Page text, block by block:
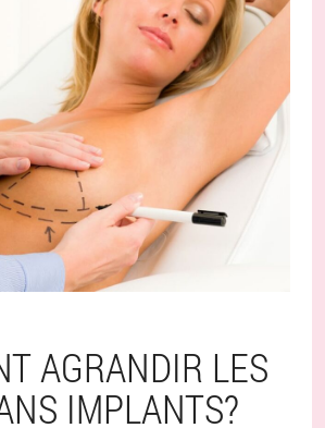
AGRANDIR LES
IMPLANTS?